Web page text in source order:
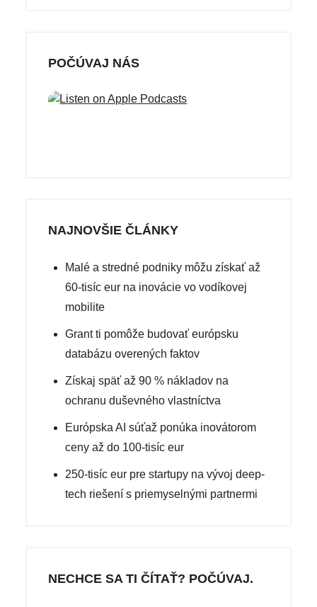
POČÚVAJ NÁS
NAJNOVŠIE ČLÁNKY
Malé a stredné podniky môžu získať až
60-tisíc eur na inovácie vo vodíkovej
mobilite
Grant ti pomôže budovať európsku
databázu overených faktov
Získaj späť až 90 % nákladov na
ochranu duševného vlastníctva
Európska AI súťaž ponúka inovátorom
ceny až do 100-tisíc eur
250-tisíc eur pre startupy na vývoj deep-
tech riešení s priemyselnými partnermi
NECHCE SA TI ČÍTAŤ? POČÚVAJ.